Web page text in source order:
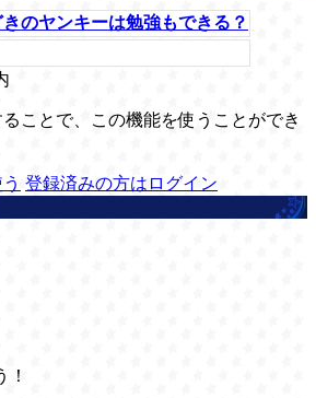
のヤンキーは勉強もできる？
ことで、この機能を使うことができ
登録済みの方はログイン
！